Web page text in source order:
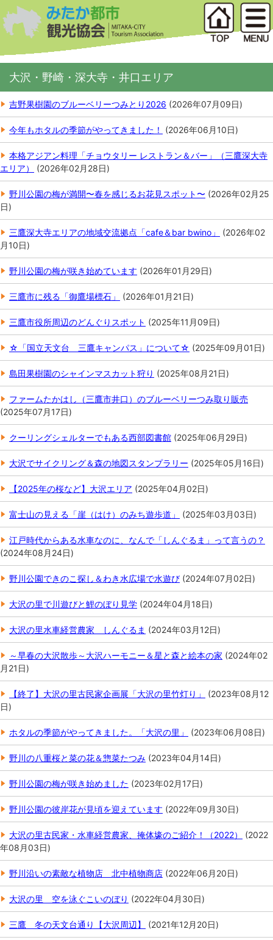
大沢・野崎・深大寺・井口エリア
吉野果樹園のブルーベリーつみとり2026 (2026年07月09日)
今年もホタルの季節がやってきました！ (2026年06月10日)
本格アジアン料理「チョウタリー レストラン＆バー」（三鷹深大寺
エリア）
(2026年02月28日)
野川公園の梅が満開〜春を感じるお花見スポット〜 (2026年02月25
日)
三鷹深大寺エリアの地域交流拠点「cafe＆bar bwino」 (2026年02
月10日)
野川公園の梅が咲き始めています (2026年01月29日)
三鷹市に残る「御鷹場標石」 (2026年01月21日)
三鷹市役所周辺のどんぐりスポット (2025年11月09日)
☆「国立天文台 三鷹キャンパス」について☆ (2025年09月01日)
島田果樹園のシャインマスカット狩り (2025年08月21日)
ファームたかはし（三鷹市井口）のブルーベリーつみ取り販売
(2025年07月17日)
クーリングシェルターでもある西部図書館 (2025年06月29日)
大沢でサイクリング＆森の地図スタンプラリー (2025年05月16日)
【2025年の桜など】大沢エリア (2025年04月02日)
富士山の見える「崖（はけ）のみち遊歩道」 (2025年03月03日)
江戸時代からある水車なのに、なんで「しんぐるま」って言うの？
(2024年08月24日)
野川公園できのこ探し＆わき水広場で水遊び (2024年07月02日)
大沢の里で川遊びと鯉のぼり見学 (2024年04月18日)
大沢の里水車経営農家 しんぐるま (2024年03月12日)
～早春の大沢散歩～大沢ハーモニー＆星と森と絵本の家 (2024年02
月21日)
【終了】大沢の里古民家企画展「大沢の里竹灯り」 (2023年08月12
日)
ホタルの季節がやってきました。「大沢の里」 (2023年06月08日)
野川の八重桜と菜の花＆惣菜たつみ (2023年04月14日)
野川公園の梅が咲き始めました (2023年02月17日)
野川公園の彼岸花が見頃を迎えています (2022年09月30日)
大沢の里古民家・水車経営農家、掩体壕のご紹介！（2022） (2022
年08月03日)
野川沿いの素敵な植物店 北中植物商店 (2022年06月20日)
大沢の里 空を泳ぐこいのぼり (2022年04月30日)
三鷹 冬の天文台通り【大沢周辺】 (2021年12月20日)